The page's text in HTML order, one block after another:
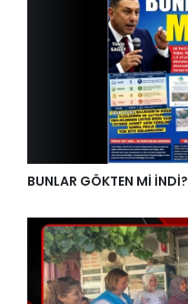
BUNLAR GÖKTEN Mİ İNDİ?